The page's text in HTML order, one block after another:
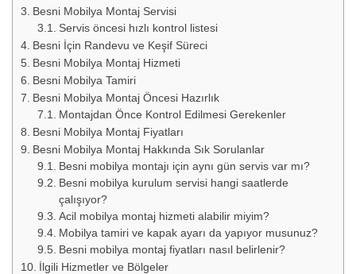
Besni Mobilya Montaj Servisi
Servis öncesi hızlı kontrol listesi
Besni İçin Randevu ve Keşif Süreci
Besni Mobilya Montaj Hizmeti
Besni Mobilya Tamiri
Besni Mobilya Montaj Öncesi Hazırlık
Montajdan Önce Kontrol Edilmesi Gerekenler
Besni Mobilya Montaj Fiyatları
Besni Mobilya Montaj Hakkında Sık Sorulanlar
Besni mobilya montajı için aynı gün servis var mı?
Besni mobilya kurulum servisi hangi saatlerde
çalışıyor?
Acil mobilya montaj hizmeti alabilir miyim?
Mobilya tamiri ve kapak ayarı da yapıyor musunuz?
Besni mobilya montaj fiyatları nasıl belirlenir?
İlgili Hizmetler ve Bölgeler